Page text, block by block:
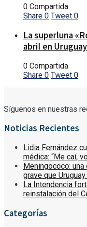
0 Compartida
Share 0 Tweet 0
La superluna
abril en
0 Compartida
Share 0 Tweet 0
Síguenos en nuestras
Noticias Recientes
Lidia Fernández
médica: “Me caí,
Meningococo:
grave que
La Intendencia
reinstalación del
Categorías